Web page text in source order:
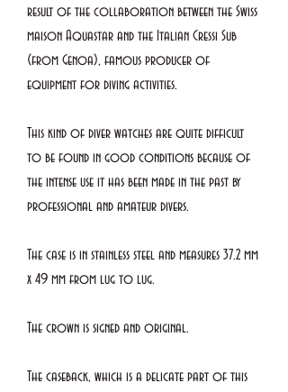
result of the collaboration between the Swiss
maison Aquastar and the Italian Cressi Sub
(from Genoa), famous producer of
equipment for diving activities.
This kind of diver watches are quite difficult
to be found in good conditions because of
the intense use it has been made in the past by
professional and amateur divers.
The case is in stainless steel and measures 37.2 mm
x 49 mm from lug to lug.
The crown is signed and original.
The caseback, which is a delicate part of this